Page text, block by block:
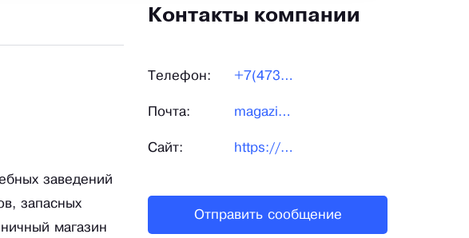
заведений
запасных
магазин
Контакты компании
Телефон: +7(473)207-10-03
Почта: magazin@medik-dom.ru
Сайт: https://medik-dom.ru/
Отправить сообщение